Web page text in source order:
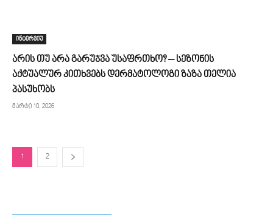
ინტერვიუ
არის თუ არა გარუჯვა უსაფრთხო? – სეზონის
აქტუალურ კითხვებს დერმატოლოგი ზაზა თელია
პასუხობს
მარტი 10, 2026
1 2